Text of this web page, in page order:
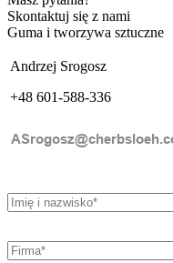
Skontaktuj się z nami
Guma i tworzywa sztuczne
Andrzej Srogosz
+48 601-588-336